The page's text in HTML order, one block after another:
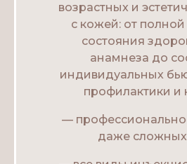
возрастных и
с кожей: от
состояния
анамнеза до
индивидуальных
профилактики и
—
даже сложных